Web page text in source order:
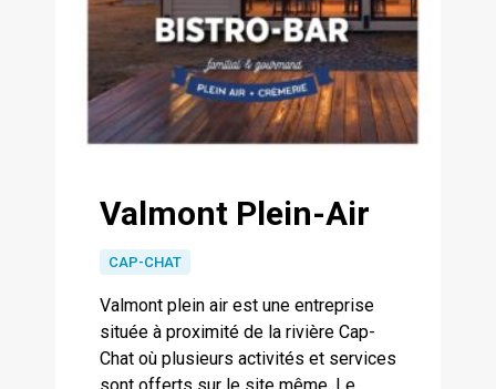
Valmont Plein-Air
CAP-CHAT
Valmont plein air est une entreprise
située à proximité de la rivière Cap-
Chat où plusieurs activités et services